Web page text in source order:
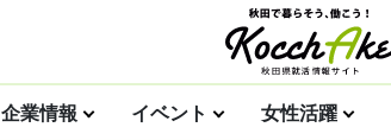
企業情報 イベント 女性活躍